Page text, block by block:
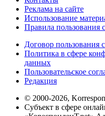
Реклама на сайте
Использование
Правила пользования
Договор пользования
Политика в сфере
данных
Пользовательское
Редакция
© 2000-2026,
Субъект в сфере